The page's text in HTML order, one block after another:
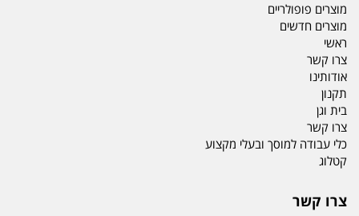
מוצרים פופולריים
מוצרים חדשים
ראשי
צרו קשר
אודותינו
תקנון
בית וגן
צרו קשר
כלי עבודה למוסך ובעלי מקצוע
קטלוג
צרו קשר